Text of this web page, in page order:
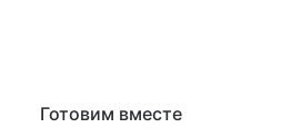
Готовим вместе